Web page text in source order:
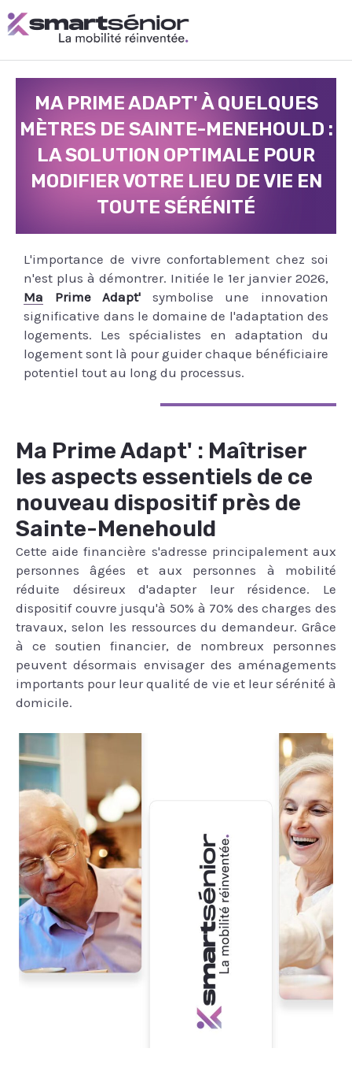
Aller
au
MA PRIME ADAPT' À QUELQUES
MÈTRES DE SAINTE-MENEHOULD :
LA SOLUTION OPTIMALE POUR
MODIFIER VOTRE LIEU DE VIE EN
TOUTE SÉRÉNITÉ
L'importance de vivre confortablement chez soi
n'est plus à démontrer. Initiée le 1er janvier 2026,
Ma Prime Adapt' symbolise une innovation
significative dans le domaine de l'adaptation des
logements. Les spécialistes en adaptation du
logement sont là pour guider chaque bénéficiaire
potentiel tout au long du processus.
Ma Prime Adapt' : Maîtriser
les aspects essentiels de ce
nouveau dispositif près de
Sainte-Menehould
Cette aide financière s'adresse principalement aux
personnes âgées et aux personnes à mobilité
réduite désireux d'adapter leur résidence. Le
dispositif couvre jusqu'à 50% à 70% des charges des
travaux, selon les ressources du demandeur. Grâce
à ce soutien financier, de nombreux personnes
peuvent désormais envisager des aménagements
importants pour leur qualité de vie et leur sérénité à
domicile.